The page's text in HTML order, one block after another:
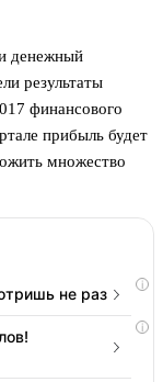
денежный
результаты
финансового
прибыль будет
множество
i
не раз
i